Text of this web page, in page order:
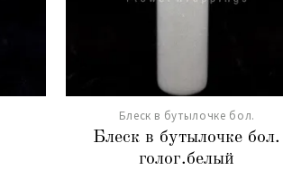
Блеск в бутылочке бол.
Блеск в бутылочке бол.
голог.белый